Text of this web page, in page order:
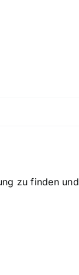
zu finden und